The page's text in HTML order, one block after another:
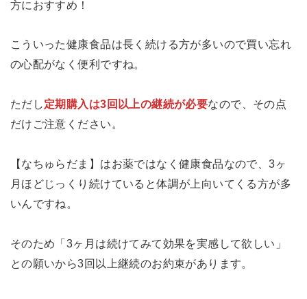
方におすすめ！
こういった健康食品は長く続ける方が多いので買い忘れ
の心配がなく便利ですね。
ただし定期購入は3回以上の継続が必要なので、その点
だけご注意ください。
【なちゅらだま】はお薬ではなく健康食品なので、3ヶ
月ほどじっくり続けていると体調が上向いてくる方が多
いんですね。
そのため「3ヶ月は続けてみて効果を実感して欲しい」
との願いから3回以上継続のお約束があります。